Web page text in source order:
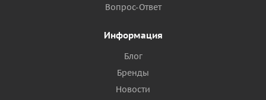
Вопрос-Ответ
Информация
Блог
Бренды
Новости